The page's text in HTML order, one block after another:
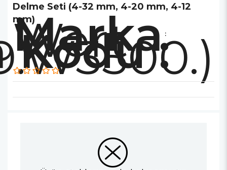
Delme Seti (4-32 mm, 4-20 mm, 4-12
mm)
Marka :
Wert